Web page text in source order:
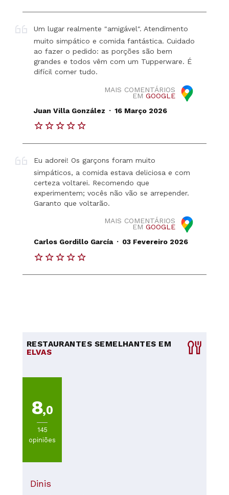
Um lugar realmente "amigável". Atendimento
muito simpático e comida fantástica. Cuidado
ao fazer o pedido: as porções são bem
grandes e todos vêm com um Tupperware. É
difícil comer tudo.
MAIS COMENTÁRIOS
EM GOOGLE
Juan Villa González . 16 Março 2026
Eu adorei! Os garçons foram muito
simpáticos, a comida estava deliciosa e com
certeza voltarei. Recomendo que
experimentem; vocês não vão se arrepender.
Garanto que voltarão.
MAIS COMENTÁRIOS
EM GOOGLE
Carlos Gordillo García . 03 Fevereiro 2026
RESTAURANTES SEMELHANTES EM
ELVAS
8,0
145
opiniões
Dinis